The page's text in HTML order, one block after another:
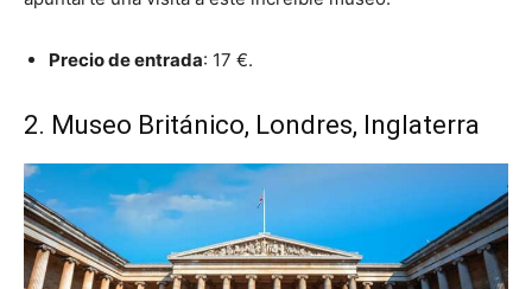
Precio de entrada: 17 €.
2. Museo Británico, Londres, Inglaterra